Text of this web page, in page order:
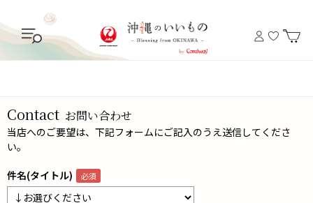
Contact お問い合わせ
当店へのご要望は、下記フォームにご記入のうえ送信してくださ
い。
件名(タイトル)